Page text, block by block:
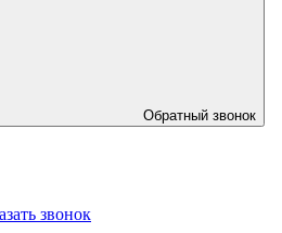
Обратный звонок
звонок